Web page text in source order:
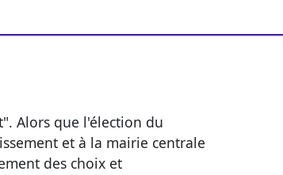
Alors que l'élection du
et à la mairie centrale
des choix et